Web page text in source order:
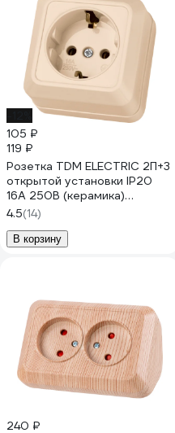
105 ₽
119 ₽
Розетка TDM ELECTRIC 2П+3
открытой установки IP20
16А 250В (керамика)
слоновая кость "Ладога"
SQ1801-0211
4.5(14)
В корзину
240 ₽